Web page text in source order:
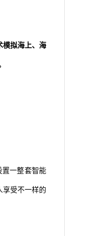
模拟海上、海
置一整套智能
享受不一样的